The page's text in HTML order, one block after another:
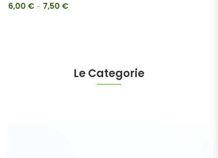
6,00 € - 7,50 €
Le Categorie